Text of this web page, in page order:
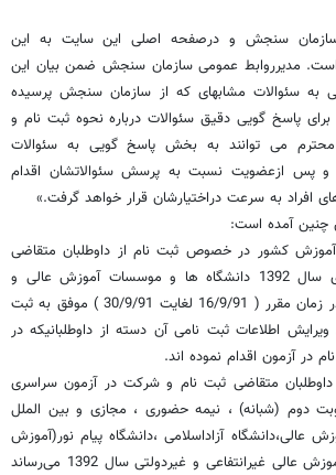
سازمان سنجش و درصفحه اصلی این سایت به این
مدیرروابط عمومی سازمان سنجش ضمن بیان این
به سئوالات مشابهای که از سازمان سنجش پرسیده
پاسخ گویی دقیق سئوالات درباره نحوه ثبت نام و
محترم می توانند به بخش پاسخ گویی به سئوالات
پس ازعضویت نسبت به پرسش سئوالاتشان اقدام
افراد به سرعت دراختیارشان قرار خواهد گرفت.»
چنین آمده است:
کشور در خصوص ثبت نام از داوطلبان متقاضی
شرکت در آزمون سراسری سال 1392 دانشگاه ها و موسسات آموزش عالی و
دانشگاه آزاد اسلامی که در زمان مقرر ( 16/9/91 لغایت 30/9/91 ) موفق به ثبت
اطلاعات ثبت نامی آن دسته از داوطلبانیکه در
در آزمون اقدام نموده اند.
داوطلبان‌ متقاضی‌ ثبت‌ نام‌ و شرکت‌ در آزمون‌ سراسری‌
دوم (شبانه‌) ، نیمه حضوری ، مجازی و بین الملل
عالی‌،دانشگاه آزاداسلامی ،دانشگاه‌ پیام‌ نور(آموزش‌
از راه‌ دور) و موسسات‌ آموزش‌ عالی‌ غیرانتفاعی‌ و غیردولتی‌ سال 1392 می‌رساند